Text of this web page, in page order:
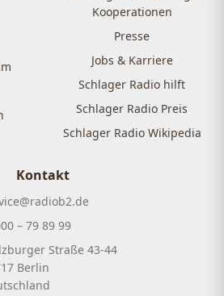
Kooperationen
Presse
Jobs & Karriere
Schlager Radio hilft
Schlager Radio Preis
Schlager Radio Wikipedia
Kontakt
– 79 89 99
Straße 43-44
Berlin